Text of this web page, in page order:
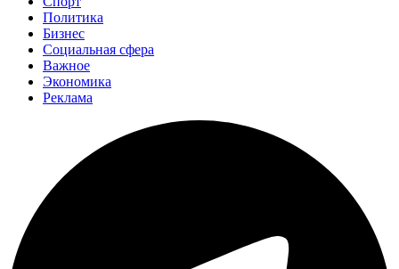
Политика
Бизнес
Социальная сфера
Важное
Экономика
Реклама